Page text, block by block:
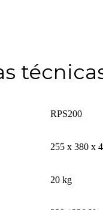
RPS200
255 x 380 x
20 kg